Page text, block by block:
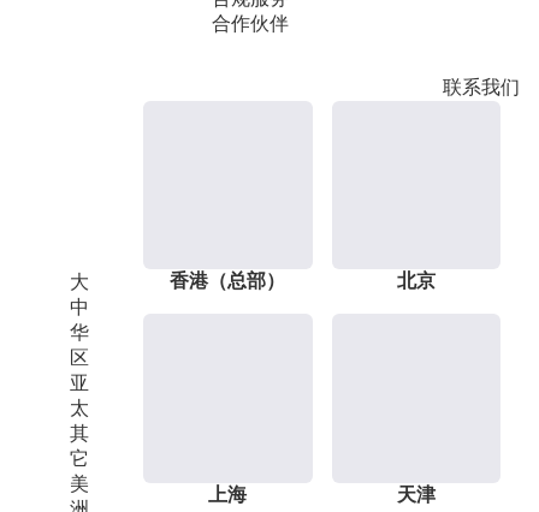
合作伙伴
联系我们
大
中
华
区
亚
太
其
它
美
香港（总部） 北京
上海 天津